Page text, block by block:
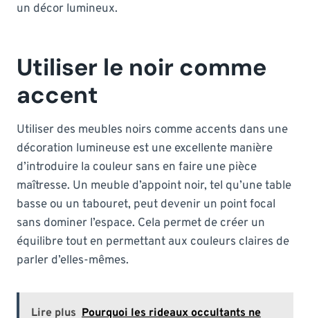
un décor lumineux.
Utiliser le noir comme
accent
Utiliser des meubles noirs comme accents dans une
décoration lumineuse est une excellente manière
d’introduire la couleur sans en faire une pièce
maîtresse. Un meuble d’appoint noir, tel qu’une table
basse ou un tabouret, peut devenir un point focal
sans dominer l’espace. Cela permet de créer un
équilibre tout en permettant aux couleurs claires de
parler d’elles-mêmes.
Lire plus Pourquoi les rideaux occultants ne